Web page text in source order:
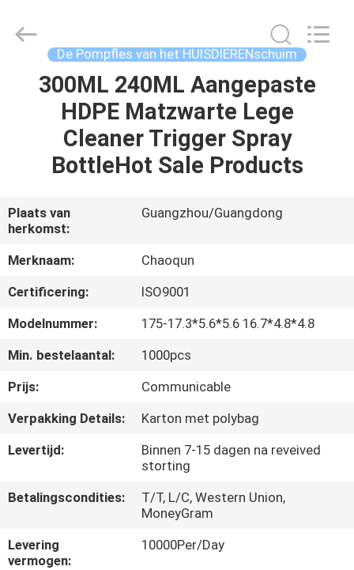
HUIS
PRODUCTEN
ONS
FABRIEKSREIS
KWALITEITSCONTROLE
CONTACTEER
ONS
NIEUWS
GEVALLEN
SITEMAP
De Pompfles van het HUISDIERENschuim
300ML 240ML Aangepaste
HDPE Matzwarte Lege
Cleaner Trigger Spray
BottleHot Sale Products
Plaats van
herkomst:
Guangzhou/Guangdong
Merknaam:
Chaoqun
Certificering:
ISO9001
Modelnummer:
175-17.3*5.6*5.6 16.7*4.8*4.8
Min. bestelaantal:
1000pcs
Prijs:
Communicable
Verpakking Details:
Karton met polybag
Levertijd:
Binnen 7-15 dagen na reveived
storting
Betalingscondities:
T/T, L/C, Western Union,
MoneyGram
Levering
vermogen:
10000Per/Day